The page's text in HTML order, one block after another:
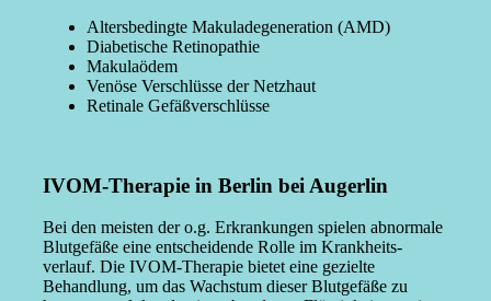
Alters­be­dingte Makula­de­ge­ne­ration (AMD)
Diabe­tische Retino­pathie
Makulaödem
Venöse Verschlüsse der Netzhaut
Retinale Gefäß­ver­schlüsse
IVOM-Therapie in Berlin bei Augerlin
Bei den meisten der o.g. Erkran­kungen spielen abnormale
Blutgefäße eine entschei­dende Rolle im Krank­heits­
verlauf. Die IVOM-Therapie bietet eine gezielte
Behandlung, um das Wachstum dieser Blutgefäße zu